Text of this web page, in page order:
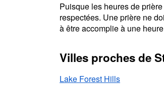
Puisque les heures de
respectées. Une prière ne
à être accomplie à une
Villes proches de
Lake Forest Hills